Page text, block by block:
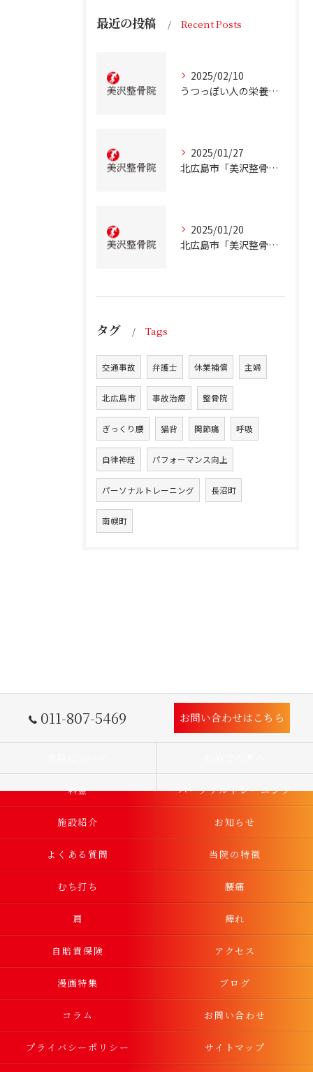
最近の投稿 Recent Posts
2025/02/10
うつっぽい人の栄養状態
2025/01/27
北広島市「美沢整骨院」が解説！慢性的な低血糖について
2025/01/20
北広島市「美沢整骨院」が解説！テアニンの効果について
タグ Tags
交通事故 弁護士 休業補償 主婦
北広島市 事故治療 整骨院
ぎっくり腰 猫背 関節痛 呼吸
自律神経 パフォーマンス向上
パーソナルトレーニング 長沼町
南幌町
011-807-5469 お問い合わせはこちら
料金 パーソナルトレーニング
施設紹介 お知らせ
よくある質問 当院の特徴
むち打ち 腰痛
肩 痺れ
自賠責保険 アクセス
漫画特集 ブログ
コラム お問い合わせ
プライバシーポリシー サイトマップ